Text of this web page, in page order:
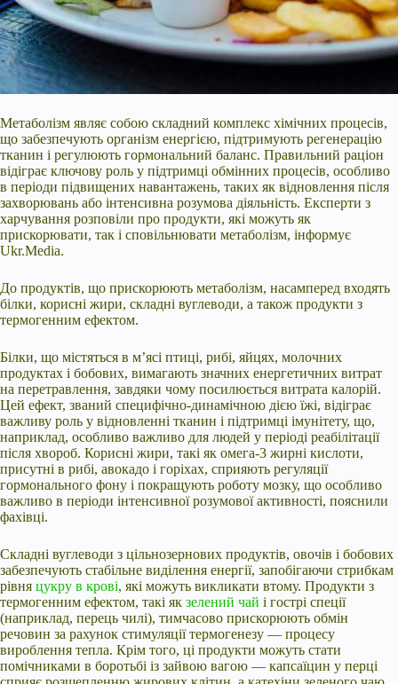
Метаболізм являє собою складний комплекс хімічних процесів,
що забезпечують організм енергією, підтримують регенерацію
тканин і регулюють гормональний баланс. Правильний раціон
відіграє ключову роль у підтримці обмінних процесів, особливо
в періоди підвищених навантажень, таких як відновлення після
захворювань або інтенсивна розумова діяльність. Експерти з
харчування розповіли про продукти, які можуть як
прискорювати, так і сповільнювати метаболізм, інформує
Ukr.Media.
До продуктів, що прискорюють метаболізм, насамперед входять
білки, корисні жири, складні вуглеводи, а також продукти з
термогенним ефектом.
Білки, що містяться в м’ясі птиці, рибі, яйцях, молочних
продуктах і бобових, вимагають значних енергетичних витрат
на перетравлення, завдяки чому посилюється витрата калорій.
Цей ефект, званий специфічно-динамічною дією їжі, відіграє
важливу роль у відновленні тканин і підтримці імунітету, що,
наприклад, особливо важливо для людей у періоді реабілітації
після хвороб. Корисні жири, такі як омега-3 жирні кислоти,
присутні в рибі, авокадо і горіхах, сприяють регуляції
гормонального фону і покращують роботу мозку, що особливо
важливо в періоди інтенсивної розумової активності, пояснили
фахівці.
Складні вуглеводи з цільнозернових продуктів, овочів і бобових
забезпечують стабільне виділення енергії, запобігаючи стрибкам
рівня цукру в крові, які можуть викликати втому. Продукти з
термогенним ефектом, такі як зелений чай і гострі спеції
(наприклад, перець чилі), тимчасово прискорюють обмін
речовин за рахунок стимуляції термогенезу — процесу
вироблення тепла. Крім того, ці продукти можуть стати
помічниками в боротьбі із зайвою вагою — капсаїцин у перці